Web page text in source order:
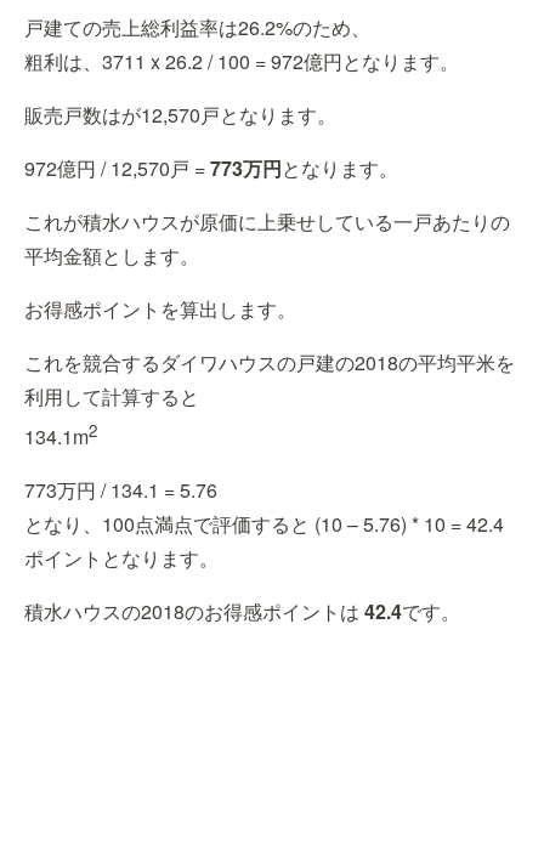
戸建ての売上総利益率は26.2%のため、
粗利は、3711 x 26.2 / 100 = 972億円となります。
販売戸数はが12,570戸となります。
972億円 / 12,570戸 =773万円となります。
これが積水ハウスが原価に上乗せしている一戸あたりの
平均金額とします。
お得感ポイントを算出します。
これを競合するダイワハウスの戸建の2018の平均平米を
利用して計算すると
134.1m2
773万円 / 134.1 = 5.76
となり、100点満点で評価すると (10 – 5.76) * 10 = 42.4
ポイントとなります。
積水ハウスの2018のお得感ポイントは 42.4です。